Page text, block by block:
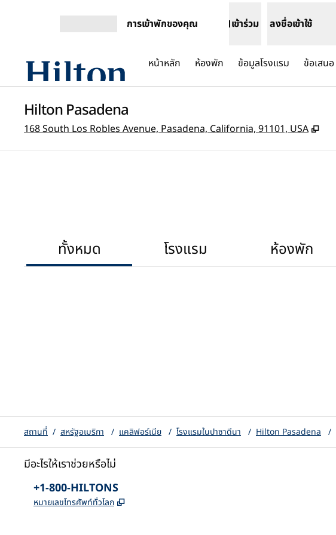
การเข้าพักของคุณ เข้าร่วม ลงชื่อเข้าใช้
หน้าหลัก ห้องพัก ข้อมูลโรงแรม ข้อเสนอ
Hilton Pasadena
168 South Los Robles Avenue, Pasadena, California, 91101, USA ,
ทั้งหมด โรงแรม ห้องพัก
สถานที่ / สหรัฐอเมริกา / แคลิฟอร์เนีย / โรงแรมในปาซาดีนา / Hilton Pasadena /
มีอะไรให้เราช่วยหรือไม่
โทรศัพท์:
+1-800-HILTONS
หมายเลขโทรศัพท์ทั่วโลก ,